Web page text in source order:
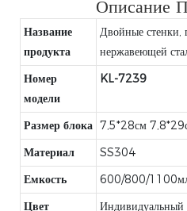
Описание
Название
продукта
Двойные стенки,
нержавеющей
Номер
модели
KL-7239
Размер блока 7,5*28см
Материал
SS304
Емкость
600/800/
Цвет
Индивидуальный